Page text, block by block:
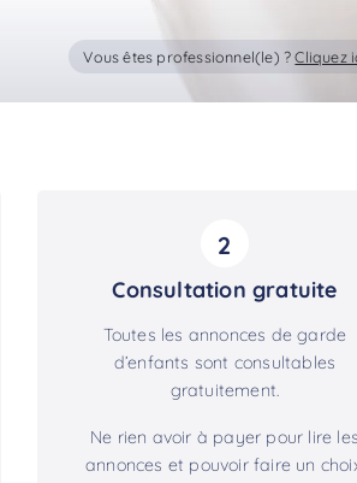
Vous êtes professionnel(le) ?Cliquez
2
Consultation gratuite
Toutes les annonces de garde
d’enfants sont consultables
gratuitement.
Ne rien avoir à payer pour lire les
annonces et pouvoir faire un